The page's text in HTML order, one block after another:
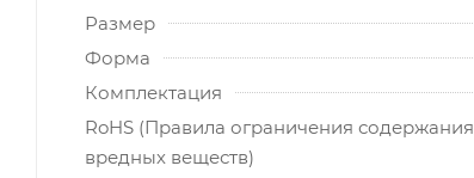
Размер
Форма
Комплектация
RoHS (Правила ограничения содержания
вредных веществ)